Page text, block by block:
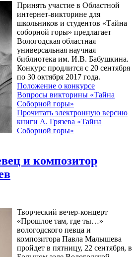
Принять участие в Областной
интернет-викторине для
школьников и студентов «Тайна
соборной горы» предлагает
Вологодская областная
универсальная научная
библиотека им. И.В. Бабушкина.
Конкурс продлится с 20 сентября
по 30 октября 2017 года.
Положение о конкурсе
Вопросы викторины «Тайна
Соборной горы»
Прочитать электронную версию
книги А. Грязева «Тайна
Соборной горы»
и композитор
Творческий вечер-концерт
«Прошлое там, где ты…»
вологодского певца и
композитора Павла Малышева
пройдет в пятницу, 22 сентября, в